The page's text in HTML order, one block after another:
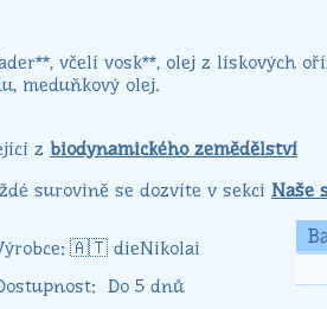
včelí vosk**, olej z lískových
meduňkový olej.
z biodynamického zemědělství
surovině se dozvíte v sekci Naše
dieNikolai
Do 5 dnů